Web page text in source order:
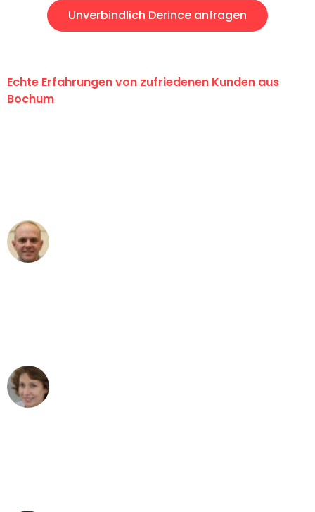
Unverbindlich Derince anfragen
Echte Erfahrungen von zufriedenen Kunden aus
Bochum